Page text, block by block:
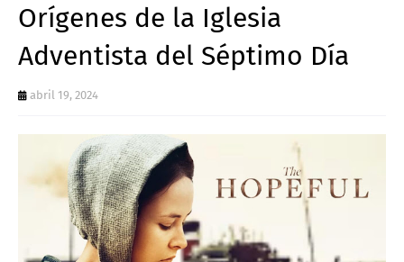
Orígenes de la Iglesia
Adventista del Séptimo Día
abril 19, 2024